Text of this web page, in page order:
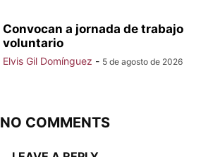
Convocan a jornada de trabajo
voluntario
Elvis Gil Domínguez - 5 de agosto de 2026
NO COMMENTS